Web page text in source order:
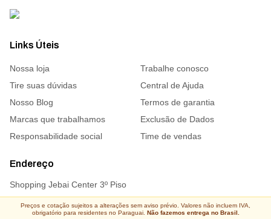
Links Úteis
Nossa loja
Trabalhe conosco
Tire suas dúvidas
Central de Ajuda
Nosso Blog
Termos de garantia
Marcas que trabalhamos
Exclusão de Dados
Responsabilidade social
Time de vendas
Endereço
Shopping Jebai Center 3º Piso
Preços e cotação sujeitos a alterações sem aviso prévio. Valores não incluem IVA,
obrigatório para residentes no Paraguai. Não fazemos entrega no Brasil.